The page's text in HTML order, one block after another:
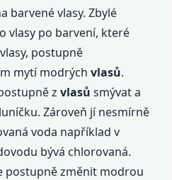
barvené vlasy. Zbylé
vlasy po barvení, které
postupně
mytí modrýchvlasů.
zvlasů smývat a
Zároveň jí nesmírně
voda například v
bývá chlorovaná.
postupně změnit modrou